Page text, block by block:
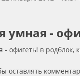
умная -
- офигеть! в
оставлять